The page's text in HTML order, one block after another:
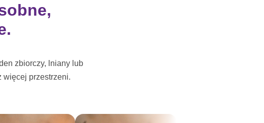
zbiorczy, lniany lub
więcej przestrzeni.